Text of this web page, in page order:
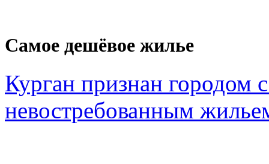
Самое дешёвое жилье
Курган признан
невостребованным